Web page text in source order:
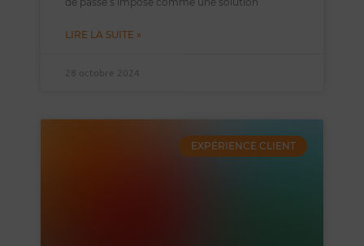
LIRE LA SUITE »
28 octobre 2024
EXPÉRIENCE CLIENT